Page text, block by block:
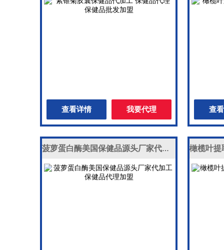
查看详情 我要代理 查
菠萝蛋白酶美国保健品源头厂家代加工 保健品代理加盟